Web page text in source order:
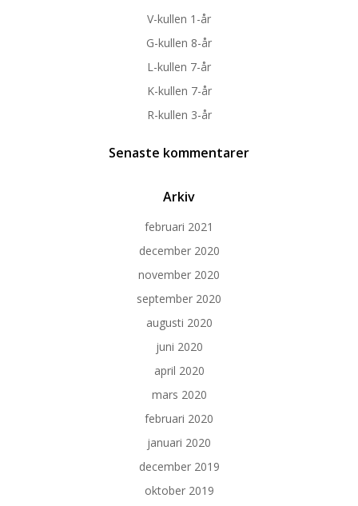
V-kullen 1-år
G-kullen 8-år
L-kullen 7-år
K-kullen 7-år
R-kullen 3-år
Senaste kommentarer
Arkiv
februari 2021
december 2020
november 2020
september 2020
augusti 2020
juni 2020
april 2020
mars 2020
februari 2020
januari 2020
december 2019
oktober 2019